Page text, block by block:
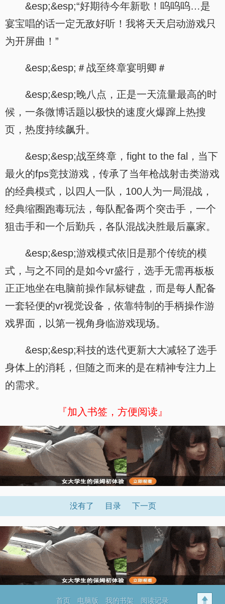
&esp;&esp;“好期待今年新歌！呜呜呜…是
宴宝唱的话一定无敌好听！我将天天启动游戏只
为开屏曲！”
&esp;&esp;＃战至终章宴明卿＃
&esp;&esp;晚八点，正是一天流量最高的时
候，一条微博话题以极快的速度火爆蹿上热搜
页，热度持续飙升。
&esp;&esp;战至终章，fight to the fal，当下
最火的fps竞技游戏，传承了当年枪战射击类游戏
的经典模式，以四人一队，100人为一局混战，
经典缩圈跑毒玩法，每队配备两个突击手，一个
狙击手和一个后勤兵，各队混战决胜最后赢家。
&esp;&esp;游戏模式依旧是那个传统的模
式，与之不同的是如今vr盛行，选手无需再板板
正正地坐在电脑前操作鼠标键盘，而是每人配备
一套轻便的vr视觉设备，依靠特制的手柄操作游
戏界面，以第一视角身临游戏现场。
&esp;&esp;科技的迭代更新大大减轻了选手
身体上的消耗，但随之而来的是在精神专注力上
的需求。
『加入书签，方便阅读』
没有了 目录 下一页
首页 电脑版 我的书架 阅读记录